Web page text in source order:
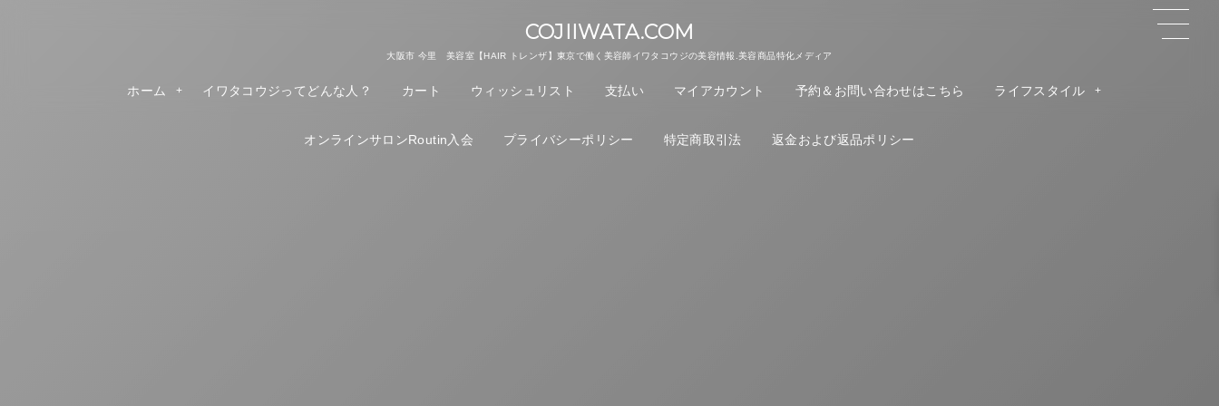
COJIIWATA.COM
大阪市 今里 美容室【HAIR トレンザ】東京で働く美容師イワタコウジの美容情報.美容商品特化メディア
ホーム イワタコウジってどんな人？ カート ウィッシュリスト 支払い マイアカウント 予約＆お問い合わせはこちら ライフスタイル
オンラインサロンRoutin入会 プライバシーポリシー 特定商取引法 返金および返品ポリシー